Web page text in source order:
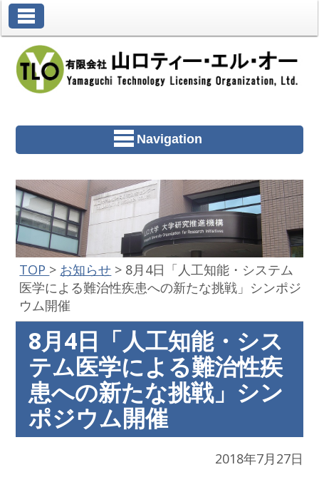
Navigation
TOP > お知らせ > 8月4日「人工知能・システム
医学による難治性疾患への新たな挑戦」シンポジ
ウム開催
8月4日「人工知能・シス
テム医学による難治性疾
患への新たな挑戦」シン
ポジウム開催
2018年7月27日